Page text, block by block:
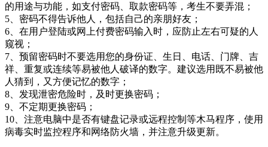
的用途与功能，如支付密码、取款密码等，考生不要弄混；
5、密码不得告诉他人，包括自己的亲朋好友；
6、在用户登陆或网上付费密码输入时，应防止左右可疑的人
窥视；
7、预留密码时不要选用您的身份证、生日、电话、门牌、吉
祥、重复或连续等易被他人破译的数字。建议选用既不易被他
人猜到，又方便记忆的数字；
8、发现泄密危险时，及时更换密码；
9、不定期更换密码；
10、注意电脑中是否有键盘记录或远程控制等木马程序，使用
病毒实时监控程序和网络防火墙，并注意升级更新。